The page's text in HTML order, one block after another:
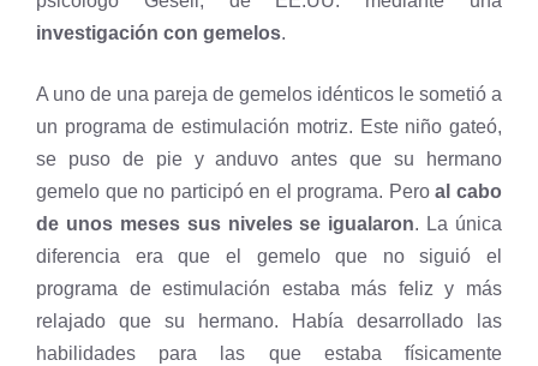
investigación con gemelos.
A uno de una pareja de gemelos idénticos le sometió a
un programa de estimulación motriz. Este niño gateó,
se puso de pie y anduvo antes que su hermano
gemelo que no participó en el programa. Peroal cabo
de unos meses sus niveles se igualaron. La única
diferencia era que el gemelo que no siguió el
programa de estimulación estaba más feliz y más
relajado que su hermano. Había desarrollado las
habilidades para las que estaba físicamente